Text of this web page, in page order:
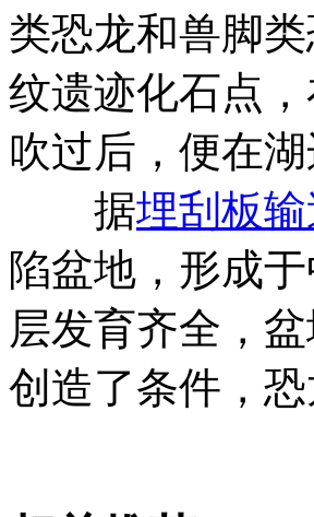
类恐龙和兽脚
纹遗迹化石点
吹过后，便在
据埋刮板
陷盆地，形成
层发育齐全，
创造了条件，